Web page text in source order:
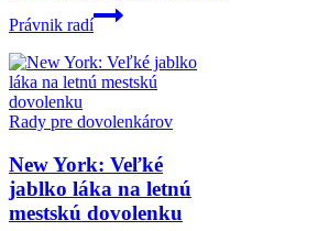
Právnik radí
Rady pre dovolenkárov
New York: Veľké
jablko láka na letnú
mestskú dovolenku